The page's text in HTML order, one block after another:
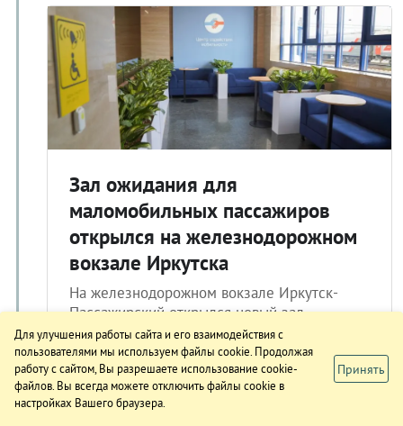
Зал ожидания для
маломобильных пассажиров
открылся на железнодорожном
вокзале Иркутска
На железнодорожном вокзале Иркутск-
Пассажирский открылся новый зал
ожидания для маломобильных граждан. В
спецпомещении могут разместиться до 8
пассажиров вместе с сопровождающими.
Об этом 30 августа с
Для улучшения работы сайта и его взаимодействия с
пользователями мы используем файлы cookie. Продолжая
работу с сайтом, Вы разрешаете использование cookie-
файлов. Вы всегда можете отключить файлы cookie в
настройках Вашего браузера.
Принять